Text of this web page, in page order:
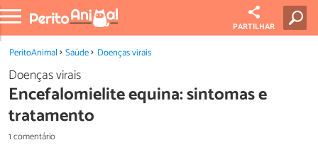
PARTILHAR
PeritoAnimal Saúde Doenças virais
Doenças virais
Encefalomielite equina: sintomas e
tratamento
1 comentário